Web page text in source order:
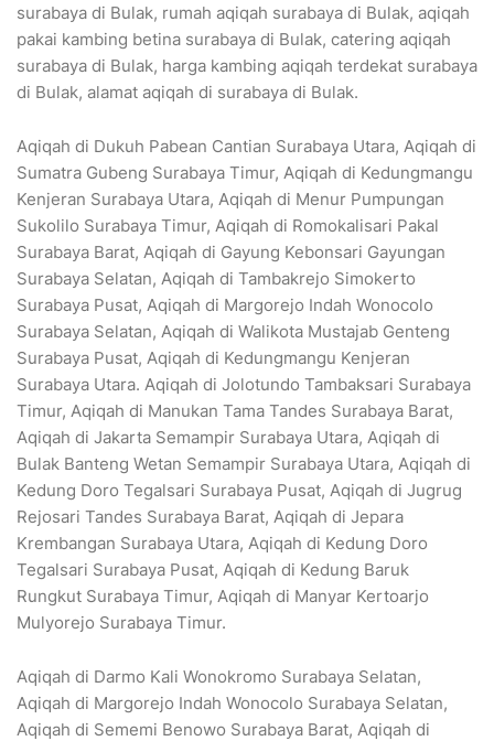
surabaya di Bulak, rumah aqiqah surabaya di Bulak, aqiqah
pakai kambing betina surabaya di Bulak, catering aqiqah
surabaya di Bulak, harga kambing aqiqah terdekat surabaya
di Bulak, alamat aqiqah di surabaya di Bulak.
Aqiqah di Dukuh Pabean Cantian Surabaya Utara, Aqiqah di
Sumatra Gubeng Surabaya Timur, Aqiqah di Kedungmangu
Kenjeran Surabaya Utara, Aqiqah di Menur Pumpungan
Sukolilo Surabaya Timur, Aqiqah di Romokalisari Pakal
Surabaya Barat, Aqiqah di Gayung Kebonsari Gayungan
Surabaya Selatan, Aqiqah di Tambakrejo Simokerto
Surabaya Pusat, Aqiqah di Margorejo Indah Wonocolo
Surabaya Selatan, Aqiqah di Walikota Mustajab Genteng
Surabaya Pusat, Aqiqah di Kedungmangu Kenjeran
Surabaya Utara. Aqiqah di Jolotundo Tambaksari Surabaya
Timur, Aqiqah di Manukan Tama Tandes Surabaya Barat,
Aqiqah di Jakarta Semampir Surabaya Utara, Aqiqah di
Bulak Banteng Wetan Semampir Surabaya Utara, Aqiqah di
Kedung Doro Tegalsari Surabaya Pusat, Aqiqah di Jugrug
Rejosari Tandes Surabaya Barat, Aqiqah di Jepara
Krembangan Surabaya Utara, Aqiqah di Kedung Doro
Tegalsari Surabaya Pusat, Aqiqah di Kedung Baruk
Rungkut Surabaya Timur, Aqiqah di Manyar Kertoarjo
Mulyorejo Surabaya Timur.
Aqiqah di Darmo Kali Wonokromo Surabaya Selatan,
Aqiqah di Margorejo Indah Wonocolo Surabaya Selatan,
Aqiqah di Sememi Benowo Surabaya Barat, Aqiqah di